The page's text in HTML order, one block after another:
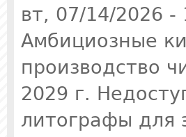
вт, 07/14/2026 -
Амбициозные
производство
2029 г.
литографы для